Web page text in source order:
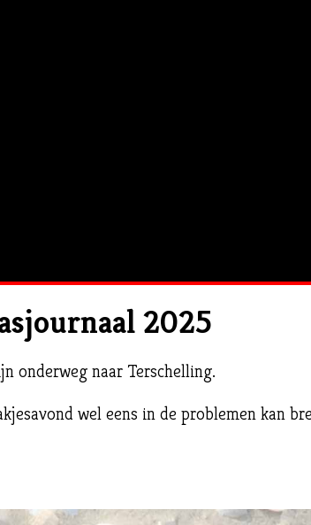
2025
onderweg naar Terschelling.
wel eens in de problemen kan